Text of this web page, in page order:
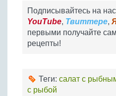
Подписывайтесь на нас
YouTube, Твиттере,
первыми получайте
рецепты!
Теги: салат с
с рыбой